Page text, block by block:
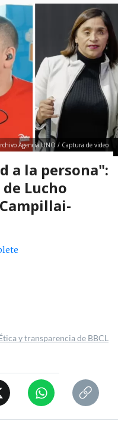
Agencia UNO / Captura de video
a la persona":
Lucho
y transparencia de BBCL